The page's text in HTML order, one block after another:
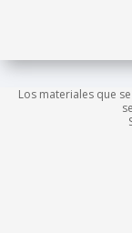
Los materiales que